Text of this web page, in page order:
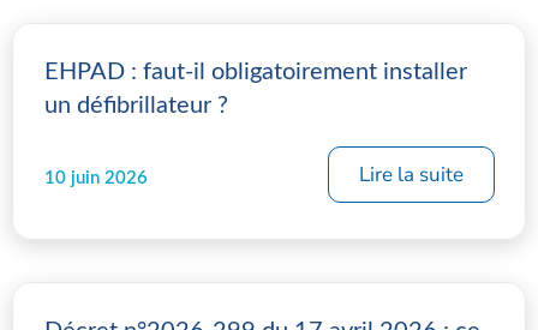
EHPAD : faut-il obligatoirement installer
un défibrillateur ?
10 juin 2026 Lire la suite